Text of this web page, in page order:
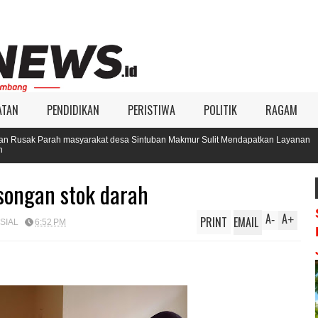
PENDIDIKAN PERISTIWA POLITIK RAGAM
desa Sintuban Makmur Sulit Mendapatkan Layanan
KIP
stok darah
6:52 PM A+
A-
PRINT EMAIL